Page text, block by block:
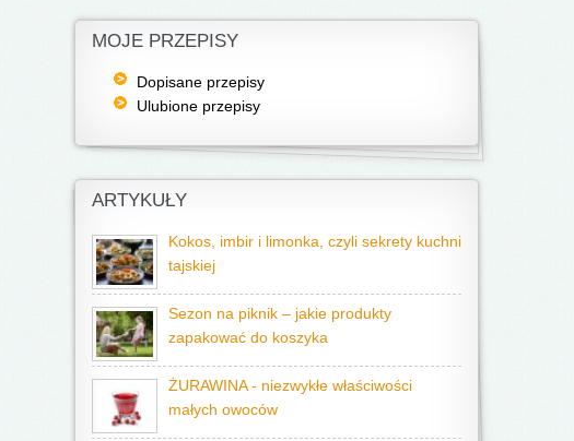
MOJE PRZEPISY
Dopisane przepisy
Ulubione przepisy
ARTYKUŁY
Kokos, imbir i limonka, czyli sekrety kuchni
tajskiej
Sezon na piknik – jakie produkty
zapakować do koszyka
ŻURAWINA - niezwykłe właściwości
małych owoców